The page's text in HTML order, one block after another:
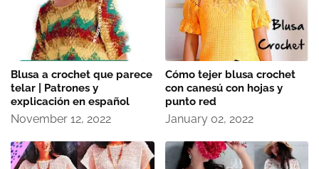
Blusa a crochet que parece
telar | Patrones y
explicación en español
November 12, 2022
Cómo tejer blusa crochet
con canesú con hojas y
punto red
January 02, 2022